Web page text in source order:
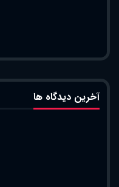
آخرین دیدگاه ها